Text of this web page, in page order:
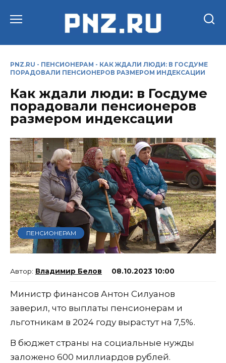
PNZ.RU - ПЕНСИОНЕРАМ - КАК ЖДАЛИ ЛЮДИ: В ГОСДУМЕ
ПОРАДОВАЛИ ПЕНСИОНЕРОВ РАЗМЕРОМ ИНДЕКСАЦИИ
Как ждали люди: в Госдуме
порадовали пенсионеров
размером индексации
ПЕНСИОНЕРАМ
Владимир Белов 08.10.2023 10:00
Министр финансов Антон Силуанов
заверил, что выплаты пенсионерам и
льготникам в 2024 году вырастут на 7,5%.
В бюджет страны на социальные нужды
заложено 600 миллиардов рублей.